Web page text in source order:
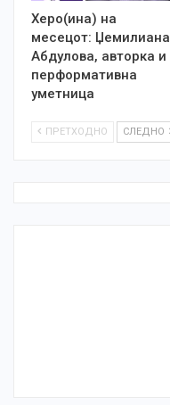
Херо(ина) на
месецот: Џемилиана
Абдулова, авторка и
перформативна
уметница
ПРЕТХОДНО СЛЕДНО